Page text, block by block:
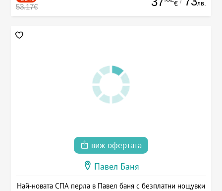
53.17€ € лв.
виж офертата
Павел Баня
Най-новата СПА перла в Павел баня с безплатни нощувки